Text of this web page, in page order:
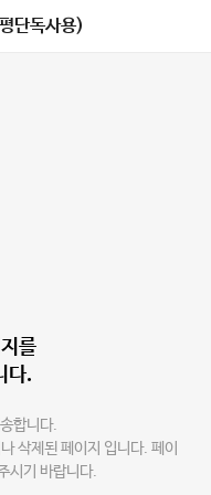
단독사용)
를
다.
합니다.
삭제된 페이지 입니다. 페이
시기 바랍니다.